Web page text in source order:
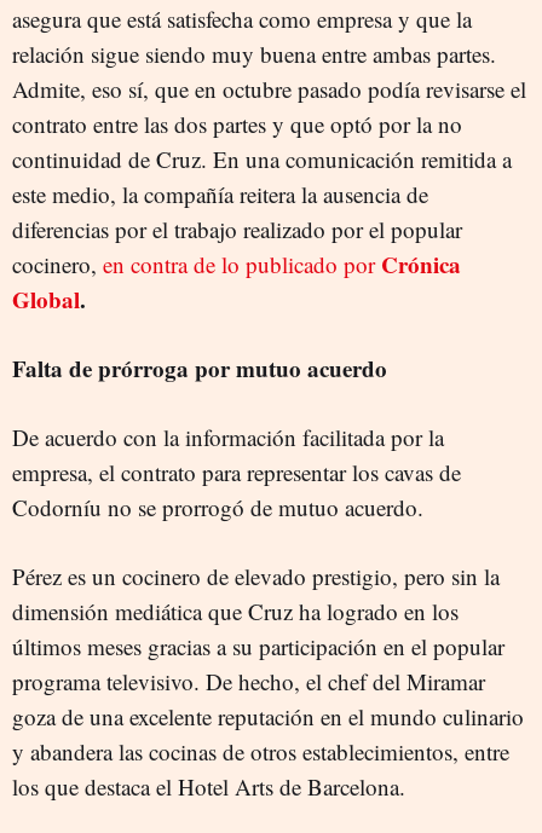
asegura que está satisfecha como empresa y que la
relación sigue siendo muy buena entre ambas partes.
Admite, eso sí, que en octubre pasado podía revisarse el
contrato entre las dos partes y que optó por la no
continuidad de Cruz. En una comunicación remitida a
este medio, la compañía reitera la ausencia de
diferencias por el trabajo realizado por el popular
cocinero, en contra de lo publicado por Crónica
Global.
Falta de prórroga por mutuo acuerdo
De acuerdo con la información facilitada por la
empresa, el contrato para representar los cavas de
Codorníu no se prorrogó de mutuo acuerdo.
Pérez es un cocinero de elevado prestigio, pero sin la
dimensión mediática que Cruz ha logrado en los
últimos meses gracias a su participación en el popular
programa televisivo. De hecho, el chef del Miramar
goza de una excelente reputación en el mundo culinario
y abandera las cocinas de otros establecimientos, entre
los que destaca el Hotel Arts de Barcelona.